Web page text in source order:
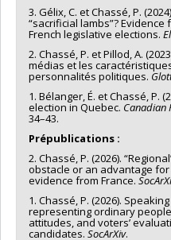
3. Gélix, C. et Chassé, P.
“sacrificial lambs”? Evidence
French legislative elections.
2. Chassé, P. et Pillod, A.
médias et les
personnalités politiques.
1. Bélanger, É. et Chassé, P.
election in Quebec. Canadian
34–43.
Prépublications :
2. Chassé, P. (2026).
obstacle or an advantage
evidence from France.
1. Chassé, P. (2026).
representing ordinary
attitudes, and voters’
candidates. SocArXiv.